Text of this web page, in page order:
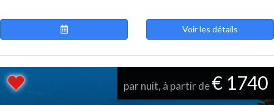
Voir les détails
par nuit, à partir de€ 1740